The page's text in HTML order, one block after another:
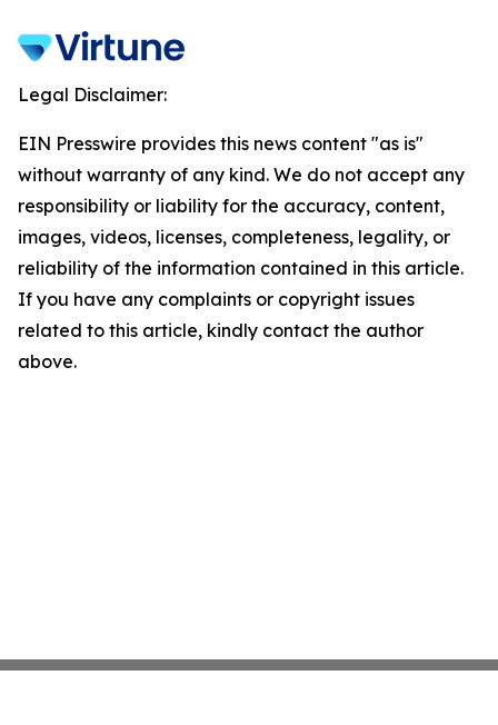
Legal Disclaimer:
EIN Presswire provides this news content "as is"
without warranty of any kind. We do not accept any
responsibility or liability for the accuracy, content,
images, videos, licenses, completeness, legality, or
reliability of the information contained in this article.
If you have any complaints or copyright issues
related to this article, kindly contact the author
above.